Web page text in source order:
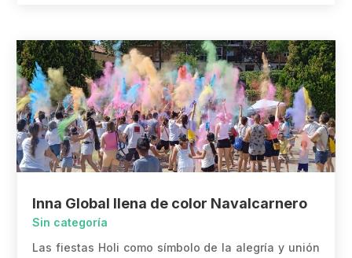
Inna Global llena de color Navalcarnero
Sin categoría
Las fiestas Holi como símbolo de la alegría y unión